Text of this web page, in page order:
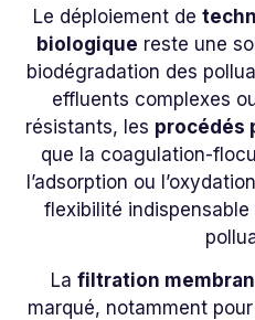
Le déploiement de
biologique reste une
biodégradation des
effluents complexes
résistants, les procédés
que la coagulation-
l’adsorption ou
flexibilité
La filtration
marqué, notamment